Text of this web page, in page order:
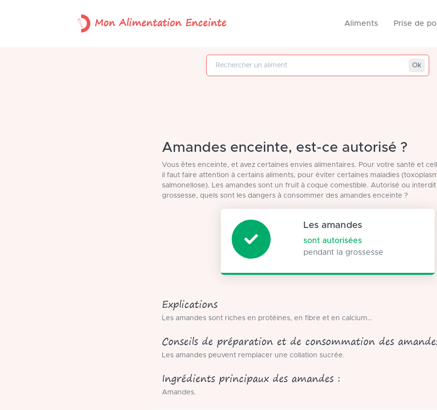
Mon Alimentation Enceinte Aliments Prise de
Rechercher un aliment Ok
Amandes enceinte, est-ce autorisé ?
Vous êtes enceinte, et avez certaines envies alimentaires. Pour votre santé et
il faut faire attention à certains aliments, pour éviter certaines maladies
salmonellose). Les amandes sont un fruit à coque comestible. Autorisé ou
grossesse, quels sont les dangers à consommer des amandes enceinte ?
Les amandes
sont autorisées
pendant la grossesse
Explications
Les amandes sont riches en protéines, en fibre et en calcium…
Conseils de préparation et de consommation des
Les amandes peuvent remplacer une collation sucrée.
Ingrédients principaux des amandes :
Amandes.